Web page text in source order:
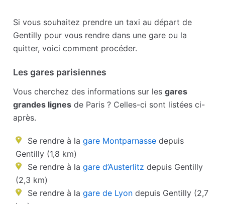
Si vous souhaitez prendre un taxi au départ de
Gentilly pour vous rendre dans une gare ou la
quitter, voici comment procéder.
Les gares parisiennes
Vous cherchez des informations sur lesgares
grandes lignes de Paris ? Celles-ci sont listées ci-
après.
Se rendre à la gare Montparnasse depuis
Gentilly (1,8 km)
Se rendre à la gare d’Austerlitz depuis Gentilly
(2,3 km)
Se rendre à la gare de Lyon depuis Gentilly (2,7